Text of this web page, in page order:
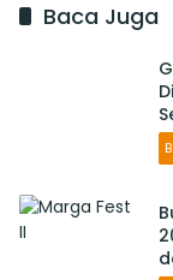
Baca Juga